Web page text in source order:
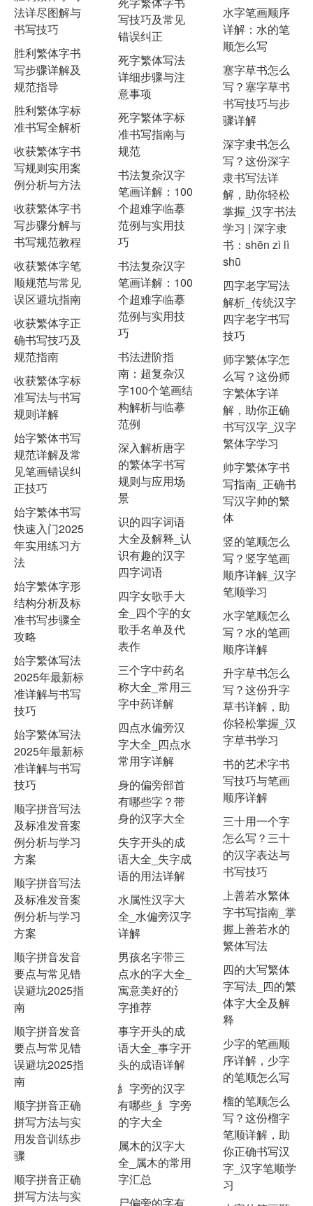
法详尽图解与
书写技巧
胜利繁体字书
写步骤详解及
规范指导
胜利繁体字标
准书写全解析
收获繁体字书
写规则实用案
例分析与方法
收获繁体字书
写步骤分解与
书写规范教程
收获繁体字笔
顺规范与常见
误区避坑指南
收获繁体字正
确书写技巧及
规范指南
收获繁体字标
准写法与书写
规则详解
始字繁体书写
规范详解及常
见笔画错误纠
正技巧
始字繁体书写
快速入门2025
年实用练习方
法
始字繁体字形
结构分析及标
准书写步骤全
攻略
始字繁体写法
2025年最新标
准详解与书写
技巧
始字繁体写法
2025年最新标
准详解与书写
技巧
顺字拼音写法
及标准发音案
例分析与学习
方案
顺字拼音写法
及标准发音案
例分析与学习
方案
顺字拼音发音
要点与常见错
误避坑2025指
南
顺字拼音发音
要点与常见错
误避坑2025指
南
顺字拼音正确
拼写方法与实
用发音训练步
骤
顺字拼音正确
拼写方法与实
写技巧及常见
错误纠正
死字繁体写法
详细步骤与注
意事项
死字繁体字标
准书写指南与
规范
书法复杂汉字
笔画详解：100
个超难字临摹
范例与实用技
巧
书法复杂汉字
笔画详解：100
个超难字临摹
范例与实用技
巧
书法进阶指
南：超复杂汉
字100个笔画结
构解析与临摹
范例
深入解析唐字
的繁体字书写
规则与应用场
景
识的四字词语
大全及解释_认
识有趣的汉字
四字词语
四字女歌手大
全_四个字的女
歌手名单及代
表作
三个字中药名
称大全_常用三
字中药详解
四点水偏旁汉
字大全_四点水
常用字详解
身的偏旁部首
有哪些字？带
身的汉字大全
失字开头的成
语大全_失字成
语的用法详解
水属性汉字大
全_水偏旁汉字
详解
男孩名字带三
点水的字大全_
寓意美好的氵
字推荐
事字开头的成
语大全_事字开
头的成语详解
糹字旁的汉字
有哪些_糹字旁
的字大全
属木的汉字大
全_属木的常用
字汇总
水字笔画顺序
详解：水的笔
顺怎么写
塞字草书怎么
写？塞字草书
书写技巧与步
骤详解
深字隶书怎么
写？这份深字
隶书写法详
解，助你轻松
掌握_汉字书法
学习 | 深字隶
书：shēn zì lì
shū
四字老字写法
解析_传统汉字
四字老字书写
技巧
师字繁体字怎
么写？这份师
字繁体字详
解，助你正确
书写汉字_汉字
繁体字学习
帅字繁体字书
写指南_正确书
写汉字帅的繁
体
竖的笔顺怎么
写？竖字笔画
顺序详解_汉字
笔顺学习
水字笔顺怎么
写？水的笔画
顺序详解
升字草书怎么
写？这份升字
草书详解，助
你轻松掌握_汉
字草书学习
书的艺术字书
写技巧与笔画
顺序详解
三十用一个字
怎么写？三十
的汉字表达与
书写技巧
上善若水繁体
字书写指南_掌
握上善若水的
繁体写法
四的大写繁体
字写法_四的繁
体字大全及解
释
少字的笔画顺
序详解，少字
的笔顺怎么写
榴的笔顺怎么
写？这份榴字
笔顺详解，助
你正确书写汉
字_汉字笔顺学
习